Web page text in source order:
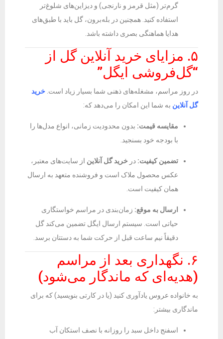
گرم‌تر (مثل قرمز و نارنجی) و دیزاین‌های شلوغ‌تر
استفاده کنید. همچنین در بله‌برون، گل باید با طبق‌های
هدایا هماهنگی بصری داشته باشد.
۵. مزایای خرید آنلاین گل از
“گل‌فروشی ایگل”
در روز مراسم، مشغله‌های ذهنی شما بسیار زیاد است. خرید
گل آنلاین به شما این امکان را می‌دهد که:
مقایسه قیمت: بدون محدودیت زمانی، انواع مدل‌ها را
با بودجه خود بسنجید.
تضمین کیفیت: در خرید گل آنلاین از سایت‌های معتبر،
عکس محصول ملاک است و فروشنده متعهد به ارسال
همان کیفیت است.
ارسال به موقع: زمان‌بندی در مراسم خواستگاری
حیاتی است. سیستم ارسال ایگل تضمین می‌کند گل
دقیقاً نیم ساعت قبل از حرکت شما به دستتان برسد.
۶. نگهداری بعد از مراسم
(هدیه‌ای که ماندگار می‌شود)
به خانواده عروس یادآوری کنید (یا در کارتی بنویسید) که برای
ماندگاری بیشتر:
اسفنج داخل سبد را روزانه با نصف استکان آب